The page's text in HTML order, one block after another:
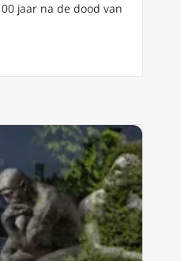
jaar na de dood van
socialisme’: